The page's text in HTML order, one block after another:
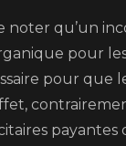
noter qu’un
pour
pour que